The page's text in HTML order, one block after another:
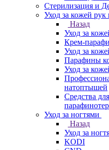
Стерилизация и
Уход за кожей рук
Назад
Уход за
Крем-
Уход за
Парафины
Уход за
натоптышей
Средства
Уход за ногтями
Назад
Уход за
KODI